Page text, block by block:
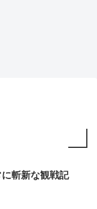
斬新な観戦記